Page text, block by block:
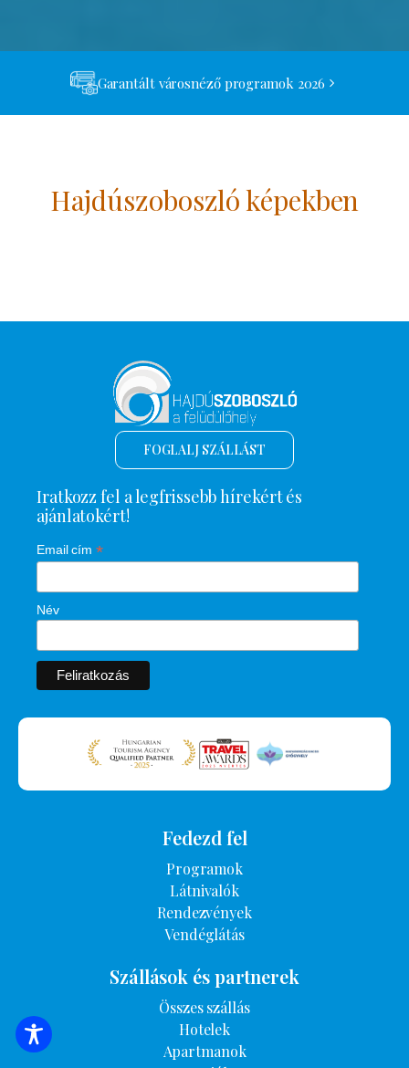
Garantált városnéző programok 2026
Hajdúszoboszló képekben
SZÁLLÁSOK KERESÉSE
FOGLALJ SZÁLLÁST
Iratkozz fel a legfrissebb hírekért és
ajánlatokért!
Email cím *
Név
Fedezd fel
Programok
Látnivalók
Rendezvények
Vendéglátás
Szállások és partnerek
Összes szállás
Hotelek
Apartmanok